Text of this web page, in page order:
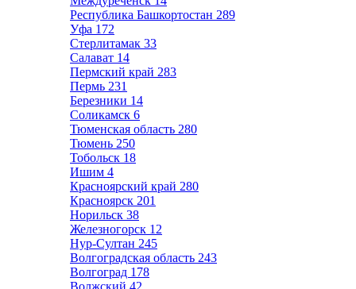
Республика Башкортостан 289
Уфа 172
Стерлитамак 33
Салават 14
Пермский край 283
Пермь 231
Березники 14
Соликамск 6
Тюменская область 280
Тюмень 250
Тобольск 18
Ишим 4
Красноярский край 280
Красноярск 201
Норильск 38
Железногорск 12
Нур-Султан 245
Волгоградская область 243
Волгоград 178
Волжский 42